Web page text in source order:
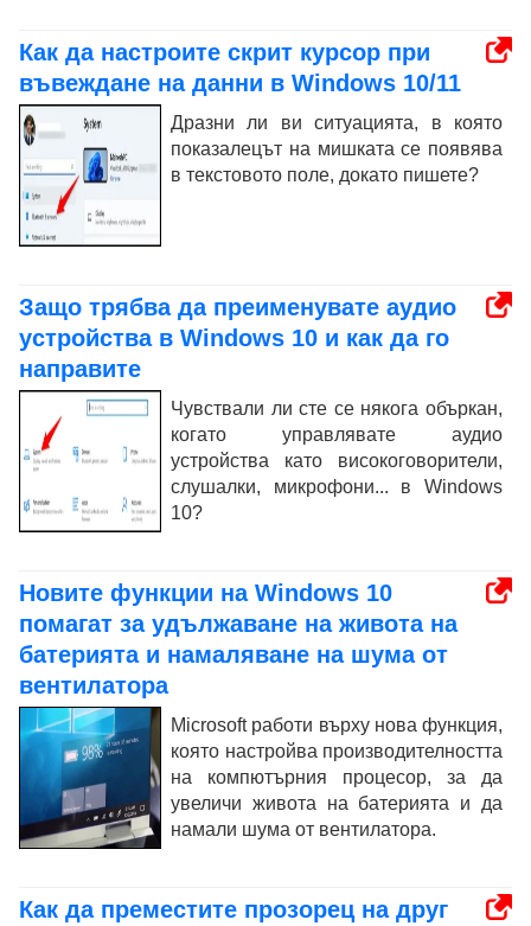
Как да настроите скрит курсор при
въвеждане на данни в Windows 10/11
Дразни ли ви ситуацията, в която
показалецът на мишката се появява
в текстовото поле, докато пишете?
Защо трябва да преименувате аудио
устройства в Windows 10 и как да го
направите
Чувствали ли сте се някога объркан,
когато управлявате аудио
устройства като високоговорители,
слушалки, микрофони... в Windows
10?
Новите функции на Windows 10
помагат за удължаване на живота на
батерията и намаляване на шума от
вентилатора
Microsoft работи върху нова функция,
която настройва производителността
на компютърния процесор, за да
увеличи живота на батерията и да
намали шума от вентилатора.
Как да преместите прозорец на друг